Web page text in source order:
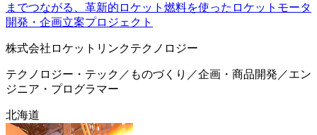
までつながる、革新的ロケット燃料を使ったロケットモータ
開発・企画立案プロジェクト
株式会社ロケットリンクテクノロジー
テクノロジー・テック／ものづくり／企画・商品開発／エン
ジニア・プログラマー
北海道